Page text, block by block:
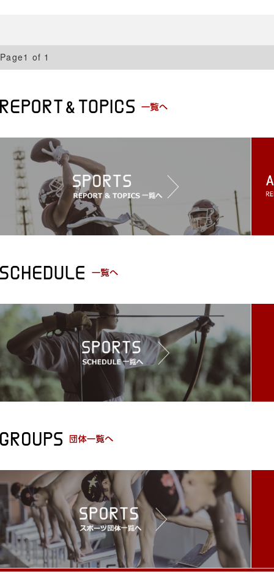
Page1 of 1